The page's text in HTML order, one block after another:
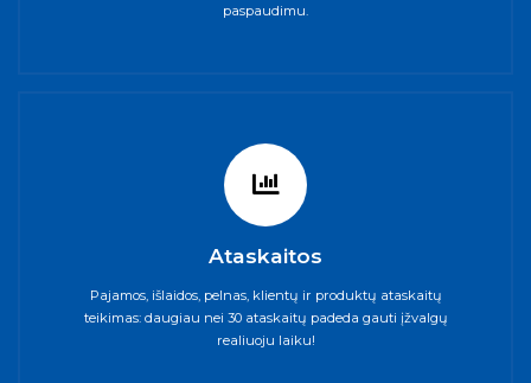
paspaudimu.
Ataskaitos
Pajamos, išlaidos, pelnas, klientų ir produktų ataskaitų
teikimas: daugiau nei 30 ataskaitų padeda gauti įžvalgų
realiuoju laiku!